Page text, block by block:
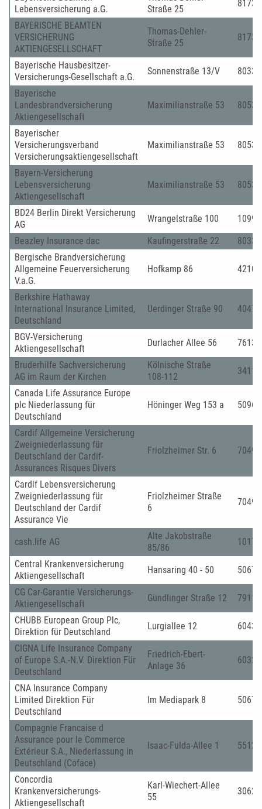
Lebensversicherung a.G.
Straße 25
81737
BAYERISCHE BEAMTEN
VERSICHERUNG
AKTIENGESELLSCHAFT
Thomas-Dehler-
Straße 25
81737
Bayerische Hausbesitzer-
Versicherungs-Gesellschaft a.G.
Sonnenstraße 13/V
80331
Bayerische
Landesbrandversicherung
Aktiengesellschaft
Maximilianstraße 53 80538
Bayerischer
Versicherungsverband
Versicherungsaktiengesellschaft
Maximilianstraße 53 80538
Bayern-Versicherung
Lebensversicherung
Aktiengesellschaft
Maximilianstraße 53 80530
BD24 Berlin Direkt Versicherung
AG
Wrangelstraße 100
10997
Beazley Insurance dac
Kaufingerstraße 22
80331
Bergische Brandversicherung
Allgemeine Feuerversicherung
V.a.G.
Hofkamp 86 42103
Berkshire Hathaway
International Insurance Limited,
Deutschland
Uerdinger Straße 90 40474
BGV-Versicherung
Aktiengesellschaft
Durlacher Allee 56
76131
Bruderhilfe Sachversicherung
AG im Raum der Kirchen
Kölnische Straße
108-112
34119
Canada Life Assurance Europe
plc Niederlassung für
Deutschland
Höninger Weg 153 a 50969
Cardif Allgemeine Versicherung
Zweigniederlassung für
Deutschland der Cardif-
Assurances Risques Divers
Friolzheimer Str. 6 70499
Cardif Lebensversicherung
Zweigniederlassung für
Deutschland der Cardif
Assurance Vie
Friolzheimer Straße
6
70499
cash.life AG
Alte Jakobstraße
85/86
10179
Central Krankenversicherung
Aktiengesellschaft
Hansaring 40 - 50
50670
CG Car-Garantie Versicherungs-
Aktiengesellschaft
Gündlinger Straße 12
79111
CHUBB European Group Plc,
Direktion für Deutschland
Lurgiallee 12
60439
CIGNA Life Insurance Company
of Europe S.A.-N.V. Direktion Für
Deutschland
Friedrich-Ebert-
Anlage 36
60325
CNA Insurance Company
Limited Direktion Für
Deutschland
Im Mediapark 8 50670
Compagnie Francaise d
Assurance pour le Commerce
Extérieur S.A., Niederlassung in
Deutschland (Coface)
Isaac-Fulda-Allee 1 55124
Concordia
Krankenversicherungs-
Aktiengesellschaft
Karl-Wiechert-Allee
55
30625